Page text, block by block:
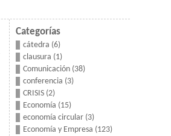
Categorías
cátedra (6)
clausura (1)
Comunicación (38)
conferencia (3)
CRISIS (2)
Economía (15)
economía circular (3)
Economía y Empresa (123)